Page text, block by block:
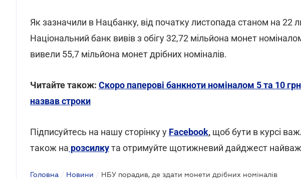
Як зазначили в Нацбанку, від початку листопада станом на 22
Національний банк вивів з обігу 32,72 мільйона монет
вивели 55,7 мільйона монет дрібних номіналів.
Читайте також: Скоро паперові банкноти номіналом 5 та 10
назвав строки
Підписуйтесь на нашу сторінку у Facebook, щоб бути в курсі
також на розсилкута отримуйте щотижневий дайджест
Головна / Новини / НБУ порадив, де здати монети дрібних номіналів